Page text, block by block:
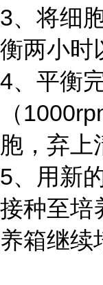
3、将细
衡两小时
4、平衡
（
胞，弃上
5、用新
接种至培
养箱继续